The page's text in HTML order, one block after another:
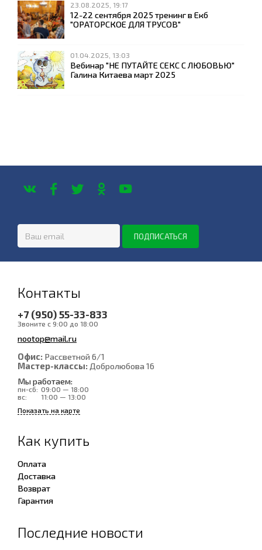
23.08.2025, 19:17
12-22 сентября 2025 тренинг в Екб
"ОРАТОРСКОЕ ДЛЯ ТРУСОВ"
01.04.2025, 13:03
Вебинар "НЕ ПУТАЙТЕ СЕКС С ЛЮБОВЬЮ"
Галина Китаева март 2025
Контакты
+7 (950) 55-33-833
Звоните с 9:00 до 18:00
nootop@mail.ru
Офис: Рассветной 6/1
Мастер-классы: Добролюбова 16
Мы работаем:
пн-сб: 09:00 — 18:00
вс:
11:00 — 13:00
Показать на карте
Как купить
Оплата
Доставка
Возврат
Гарантия
Последние новости